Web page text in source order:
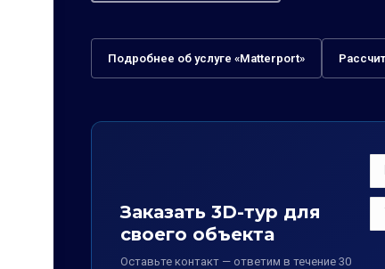
Подробнее об услуге «Matterport»
Заказать 3D-тур для
своего объекта
Оставьте контакт — ответим в течение 30